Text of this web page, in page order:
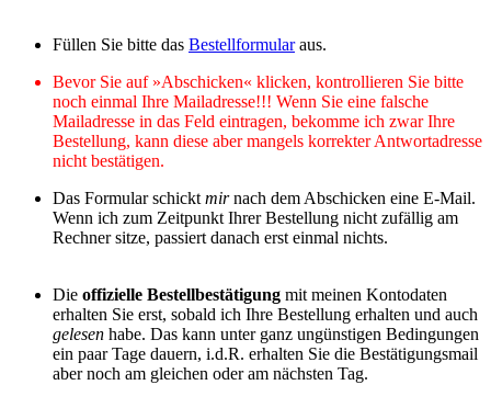
Füllen Sie bitte das Bestellformularaus.
Bevor Sie auf »Abschicken« klicken, kontrollieren Sie bitte
noch einmal Ihre Mailadresse!!! Wenn Sie eine falsche
Mailadresse in das Feld eintragen, bekomme ich zwar Ihre
Bestellung, kann diese aber mangels korrekter Antwortadresse
nicht bestätigen.
Das Formular schickt mirnach dem Abschicken eine E-Mail.
Wenn ich zum Zeitpunkt Ihrer Bestellung nicht zufällig am
Rechner sitze, passiert danach erst einmal nichts.
Die offizielle Bestellbestätigung mit meinen Kontodaten
erhalten Sie erst, sobald ich Ihre Bestellung erhalten und auch
gelesen habe. Das kann unter ganz ungünstigen Bedingungen
ein paar Tage dauern, i.d.R. erhalten Sie die Bestätigungsmail
aber noch am gleichen oder am nächsten Tag.